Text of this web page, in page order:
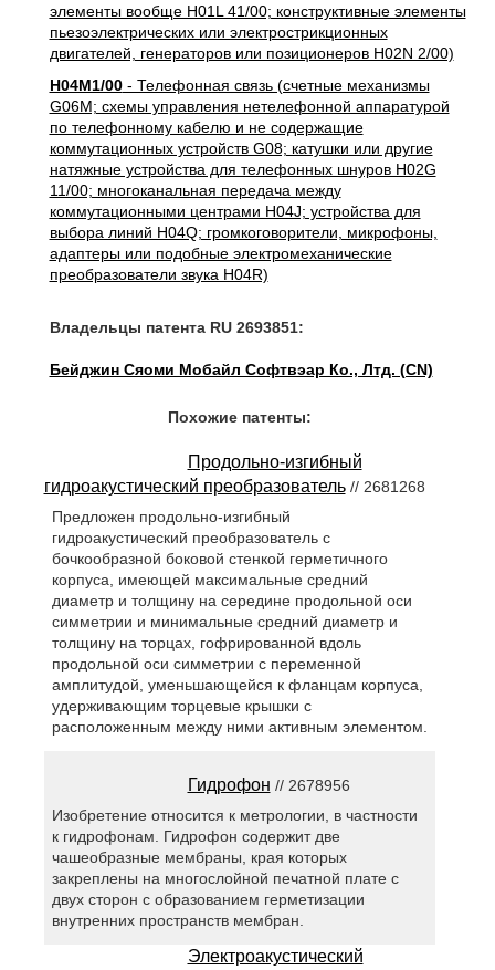
элементы вообще H01L 41/00; конструктивные элементы
пьезоэлектрических или электрострикционных
двигателей, генераторов или позиционеров H02N 2/00)
H04M1/00- Телефонная связь (счетные механизмы
G06M; схемы управления нетелефонной аппаратурой
по телефонному кабелю и не содержащие
коммутационных устройств G08; катушки или другие
натяжные устройства для телефонных шнуров H02G
11/00; многоканальная передача между
коммутационными центрами H04J; устройства для
выбора линий H04Q; громкоговорители, микрофоны,
адаптеры или подобные электромеханические
преобразователи звука H04R)
Владельцы патента RU 2693851:
Бейджин Сяоми Мобайл Софтвэар Ко., Лтд. (CN)
Похожие патенты:
Продольно-изгибный
гидроакустический преобразователь// 2681268
Предложен продольно-изгибный
гидроакустический преобразователь с
бочкообразной боковой стенкой герметичного
корпуса, имеющей максимальные средний
диаметр и толщину на середине продольной оси
симметрии и минимальные средний диаметр и
толщину на торцах, гофрированной вдоль
продольной оси симметрии с переменной
амплитудой, уменьшающейся к фланцам корпуса,
удерживающим торцевые крышки с
расположенным между ними активным элементом.
Гидрофон // 2678956
Изобретение относится к метрологии, в частности
к гидрофонам. Гидрофон содержит две
чашеобразные мембраны, края которых
закреплены на многослойной печатной плате с
двух сторон с образованием герметизации
внутренних пространств мембран.
Электроакустический